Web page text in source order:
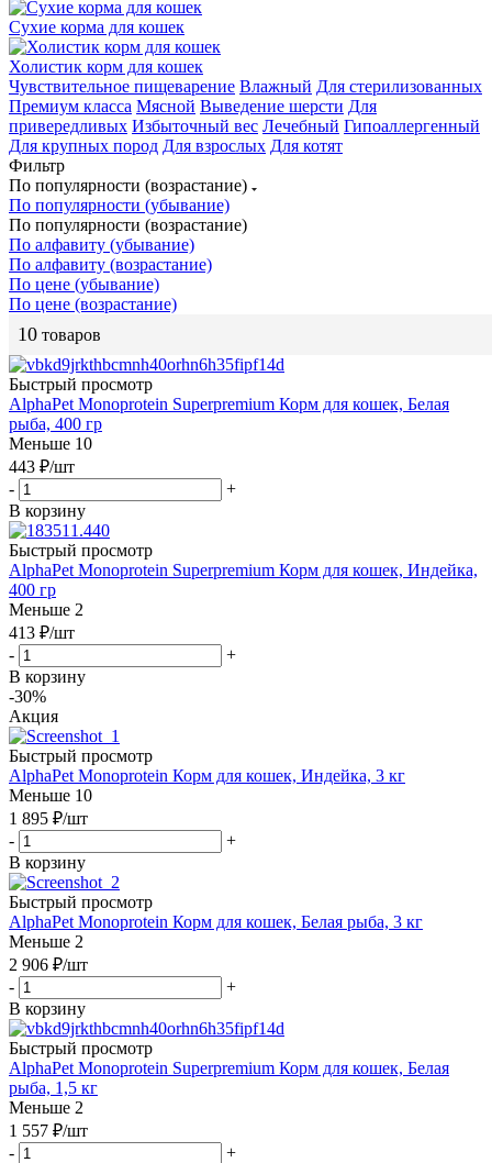
Сухие корма для кошек
Холистик корм для кошек
Чувствительное пищеварение Влажный Для стерилизованных
Премиум класса Мясной Выведение шерсти Для
привередливых Избыточный вес Лечебный Гипоаллергенный
Для крупных пород Для взрослых Для котят
Фильтр
По популярности (возрастание)
По популярности (убывание)
По популярности (возрастание)
По алфавиту (убывание)
По алфавиту (возрастание)
По цене (убывание)
По цене (возрастание)
10 товаров
Быстрый просмотр
AlphaPet Monoprotein Superpremium Корм для кошек, Белая
рыба, 400 гр
Меньше 10
443 ₽/шт
-
+
В корзину
Быстрый просмотр
AlphaPet Monoprotein Superpremium Корм для кошек, Индейка,
400 гр
Меньше 2
413 ₽/шт
-
+
В корзину
-30%
Акция
Быстрый просмотр
AlphaPet Monoprotein Корм для кошек, Индейка, 3 кг
Меньше 10
1 895 ₽/шт
-
+
В корзину
Быстрый просмотр
AlphaPet Monoprotein Корм для кошек, Белая рыба, 3 кг
Меньше 2
2 906 ₽/шт
-
+
В корзину
Быстрый просмотр
AlphaPet Monoprotein Superpremium Корм для кошек, Белая
рыба, 1,5 кг
Меньше 2
1 557 ₽/шт
-
+